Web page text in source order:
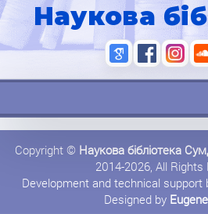
Наукова
Copyright © Наукова бібліотека
2014-2026, All Rights
Development and technical support
Designed by